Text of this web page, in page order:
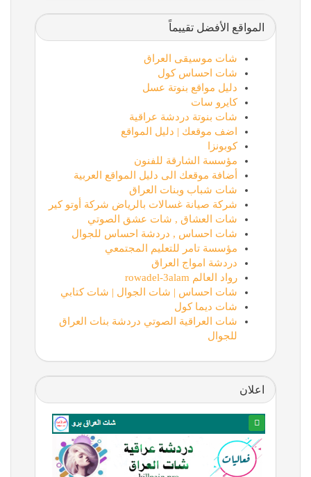
المواقع الأفضل تقييماً
شات موسيقى العراق
شات احساس كول
دليل مواقع بنوتة عسل
كايرو سات
شات بنوتة دردشة عراقية
اضف موقعك | دليل المواقع
كوبونزا
مؤسسة الشارقة للفنون
أضافة موقعك الى دليل المواقع العربية
شات شباب وبنات العراق
شركة صيانة غسالات بالرياض شركة أوتو كير
شات العشاق , شات عشق الصوتي
شات احساس , دردشة احساس للجوال
مؤسسة تامر للتعليم المجتمعي
دردشة امواج العراق
رواد العالم rowadel-3alam
شات احساس | شات الجوال | شات كتابي
شات ديما كول
شات العراقية الصوتي دردشة بنات العراق
للجوال
اعلان